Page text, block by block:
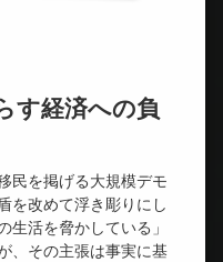
有
す経済への負
民を掲げる大規模デモ
を改めて浮き彫りにし
生活を脅かしている」
、その主張は事実に基